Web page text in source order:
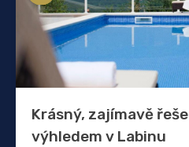
Krásný, zajímavě
výhledem v Labinu